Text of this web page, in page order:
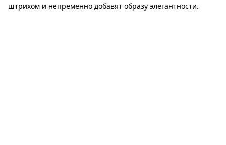
штрихом и непременно добавят образу элегантности.